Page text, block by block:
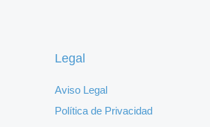
Legal
Aviso Legal
Política de Privacidad